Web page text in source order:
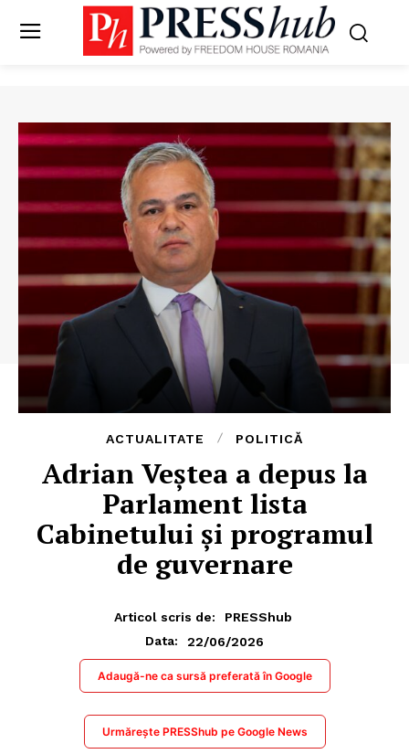
ACTUALITATE POLITICĂ
Adrian Veștea a depus la
Parlament lista
Cabinetului și programul
de guvernare
Articol scris de:
PRESShub
Data:
22/06/2026
Adaugă-ne ca sursă preferată în Google
Urmărește PRESShub pe Google News